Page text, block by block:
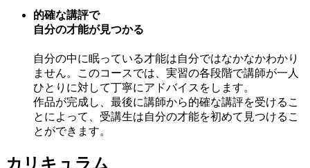
的確な講評で
自分の才能が見つかる
自分の中に眠っている才能は自分ではなかなかわかり
ません。このコースでは、実習の各段階で講師が一人
ひとりに対して丁寧にアドバイスをします。
作品が完成し、最後に講師から的確な講評を受けるこ
とによって、受講生は自分の才能を初めて見つけるこ
とができます。
カリキュラム